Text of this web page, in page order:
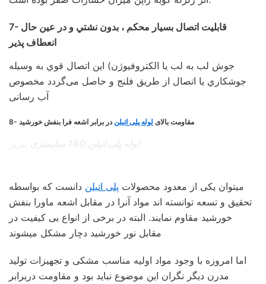
7- قابليت اتصال بسيار محكم ، بدون نشتي و در عين حال
انعطاف پذير
جوش لب به لب يا الكتروفيوژن) اين اتصال قوي به وسيله
جوشكاري يا اتصال از طريق فلنج و حاصل می‌گردد مخصوص
آب رسانی
8- مقاومت بالای لوله پلی اتیلن در برابر اشعه فرا بنفش خورشيد
میتوان یکی از معدود محصولات پلی اتیلن دانست که بواسطه
تحقیق و تسعه توانسته‌ اند مواد آنرا در مقابل اشعه ماورا بنفش
خورشید مقاوم نمایند. البته در برخی از انواع بی کیفیت در
مقابل نور خورشید دچار مشکل میشوند
اما امروزه با وجود مواد اولیه مناسب مشکی و تجهیزات تولید
مدرن دیگر نگران این موضوع نباید بود و مقاومت دربرابر